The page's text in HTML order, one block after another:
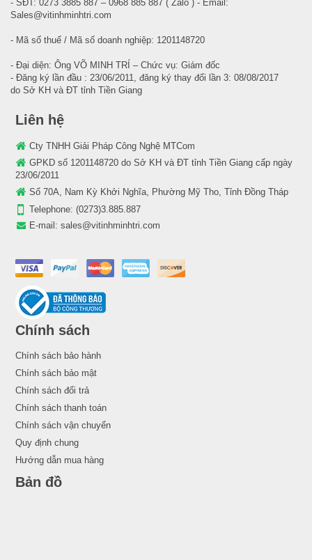
- SĐT: 0273 3885 887 – 0968 885 887 ( Zalo ) - Email:
Sales@vitinhminhtri.com
- Mã số thuế / Mã số doanh nghiệp: 1201148720
- Đại diện: Ông VÕ MINH TRÍ – Chức vụ: Giám đốc
- Đăng ký lần đầu : 23/06/2011, đăng ký thay đổi lần 3: 08/08/2017
do Sở KH và ĐT tỉnh Tiền Giang
Liên hệ
Cty TNHH Giải Pháp Công Nghệ MTCom
GPKD số 1201148720 do Sở KH và ĐT tỉnh Tiền Giang cấp ngày
23/06/2011
Số 70A, Nam Kỳ Khởi Nghĩa, Phường Mỹ Tho, Tỉnh Đồng Tháp
Telephone: (0273)3.885.887
E-mail: sales@vitinhminhtri.com
Chính sách
Chính sách bảo hành
Chính sách bảo mật
Chính sách đổi trả
Chính sách thanh toán
Chính sách vận chuyển
Quy định chung
Hướng dẫn mua hàng
Bản đồ